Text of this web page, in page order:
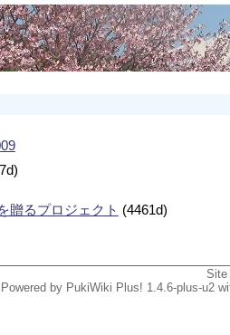
贈るプロジェクト (4461d)
Powered by PukiWiki Plus! 1.4.6-plus-u2